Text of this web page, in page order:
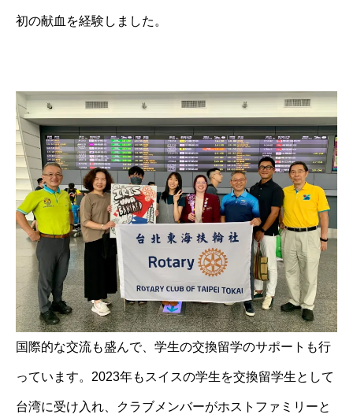
初の献血を経験しました。
国際的な交流も盛んで、学生の交換留学のサポートも行
っています。2023年もスイスの学生を交換留学生として
台湾に受け入れ、クラブメンバーがホストファミリーと